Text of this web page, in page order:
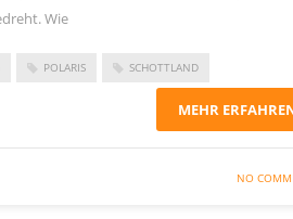
Wie
POLARIS SCHOTTLAND
MEHR
NO